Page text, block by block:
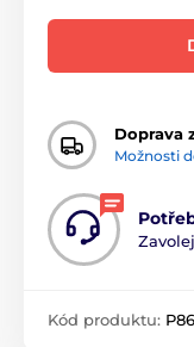
Doprava
Možnosti
Kód produktu: